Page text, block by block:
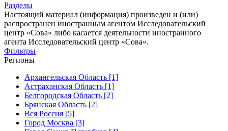
Разделы
Настоящий материал (информация) произведен и (или)
распространен иностранным агентом Исследовательский
центр «Сова» либо касается деятельности иностранного
агента Исследовательский центр «Сова».
Фильтры
Регионы
Архангельская Область [1]
Астраханская Область [1]
Белгородская Область [2]
Брянская Область [2]
Вся Россия [5]
Город Москва [3]